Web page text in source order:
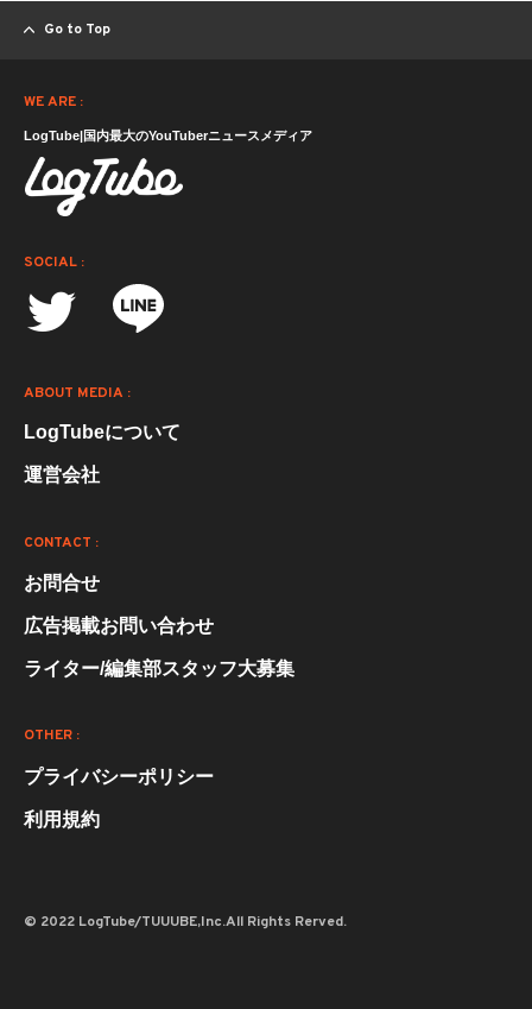
Go to Top
WE ARE :
LogTube|国内最大のYouTuberニュースメディア
SOCIAL :
ABOUT MEDIA :
LogTubeについて
運営会社
CONTACT :
お問合せ
広告掲載お問い合わせ
ライター/編集部スタッフ大募集
OTHER :
プライバシーポリシー
利用規約
© 2022 LogTube/TUUUBE,Inc.All Rights Rerved.